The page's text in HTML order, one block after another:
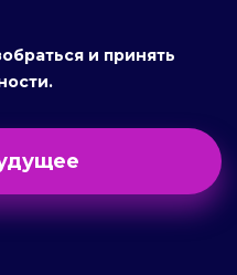
и принять